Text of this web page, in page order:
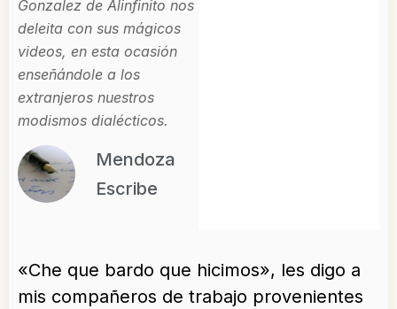
Gonzalez de Alinfinito nos
deleita con sus mágicos
videos, en esta ocasión
enseñándole a los
extranjeros nuestros
modismos dialécticos.
Mendoza
Escribe
«Che que bardo que hicimos», les digo a
mis compañeros de trabajo provenientes